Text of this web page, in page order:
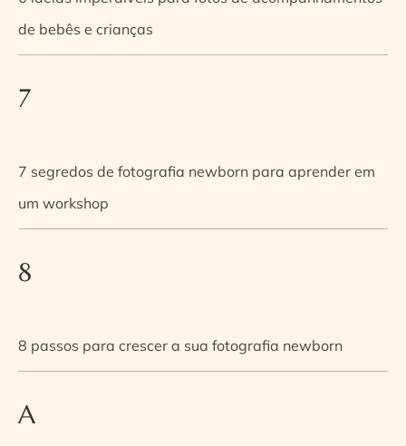
de bebês e crianças
7
7 segredos de fotografia newborn para aprender em
um workshop
8
8 passos para crescer a sua fotografia newborn
A